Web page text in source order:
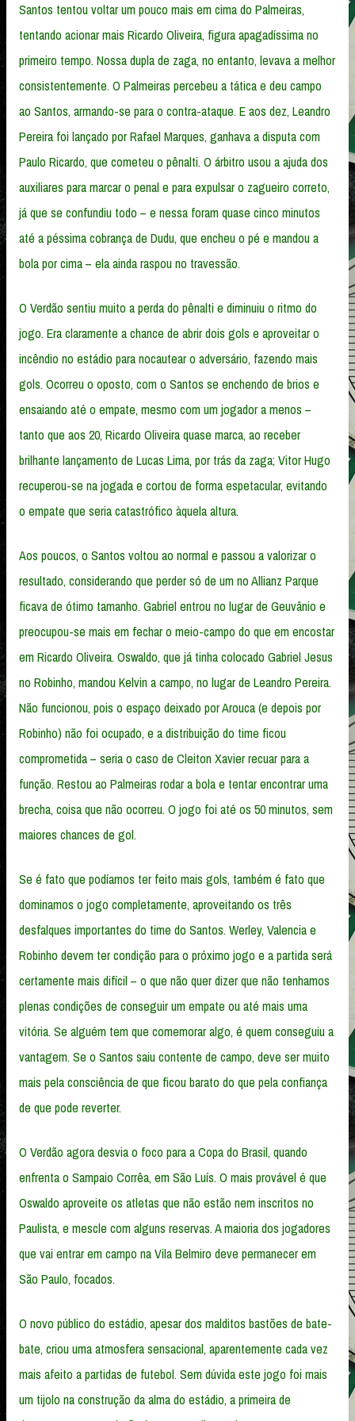
Santos tentou voltar um pouco mais em cima do Palmeiras,
tentando acionar mais Ricardo Oliveira, figura apagadíssima no
primeiro tempo. Nossa dupla de zaga, no entanto, levava a melhor
consistentemente. O Palmeiras percebeu a tática e deu campo
ao Santos, armando-se para o contra-ataque. E aos dez, Leandro
Pereira foi lançado por Rafael Marques, ganhava a disputa com
Paulo Ricardo, que cometeu o pênalti. O árbitro usou a ajuda dos
auxiliares para marcar o penal e para expulsar o zagueiro correto,
já que se confundiu todo – e nessa foram quase cinco minutos
até a péssima cobrança de Dudu, que encheu o pé e mandou a
bola por cima – ela ainda raspou no travessão.
O Verdão sentiu muito a perda do pênalti e diminuiu o ritmo do
jogo. Era claramente a chance de abrir dois gols e aproveitar o
incêndio no estádio para nocautear o adversário, fazendo mais
gols. Ocorreu o oposto, com o Santos se enchendo de brios e
ensaiando até o empate, mesmo com um jogador a menos –
tanto que aos 20, Ricardo Oliveira quase marca, ao receber
brilhante lançamento de Lucas Lima, por trás da zaga; Vitor Hugo
recuperou-se na jogada e cortou de forma espetacular, evitando
o empate que seria catastrófico àquela altura.
Aos poucos, o Santos voltou ao normal e passou a valorizar o
resultado, considerando que perder só de um no Allianz Parque
ficava de ótimo tamanho. Gabriel entrou no lugar de Geuvânio e
preocupou-se mais em fechar o meio-campo do que em encostar
em Ricardo Oliveira. Oswaldo, que já tinha colocado Gabriel Jesus
no Robinho, mandou Kelvin a campo, no lugar de Leandro Pereira.
Não funcionou, pois o espaço deixado por Arouca (e depois por
Robinho) não foi ocupado, e a distribuição do time ficou
comprometida – seria o caso de Cleiton Xavier recuar para a
função. Restou ao Palmeiras rodar a bola e tentar encontrar uma
brecha, coisa que não ocorreu. O jogo foi até os 50 minutos, sem
maiores chances de gol.
Se é fato que podíamos ter feito mais gols, também é fato que
dominamos o jogo completamente, aproveitando os três
desfalques importantes do time do Santos. Werley, Valencia e
Robinho devem ter condição para o próximo jogo e a partida será
certamente mais difícil – o que não quer dizer que não tenhamos
plenas condições de conseguir um empate ou até mais uma
vitória. Se alguém tem que comemorar algo, é quem conseguiu a
vantagem. Se o Santos saiu contente de campo, deve ser muito
mais pela consciência de que ficou barato do que pela confiança
de que pode reverter.
O Verdão agora desvia o foco para a Copa do Brasil, quando
enfrenta o Sampaio Corrêa, em São Luís. O mais provável é que
Oswaldo aproveite os atletas que não estão nem inscritos no
Paulista, e mescle com alguns reservas. A maioria dos jogadores
que vai entrar em campo na Vila Belmiro deve permanecer em
São Paulo, focados.
O novo público do estádio, apesar dos malditos bastões de bate-
bate, criou uma atmosfera sensacional, aparentemente cada vez
mais afeito a partidas de futebol. Sem dúvida este jogo foi mais
um tijolo na construção da alma do estádio, a primeira de